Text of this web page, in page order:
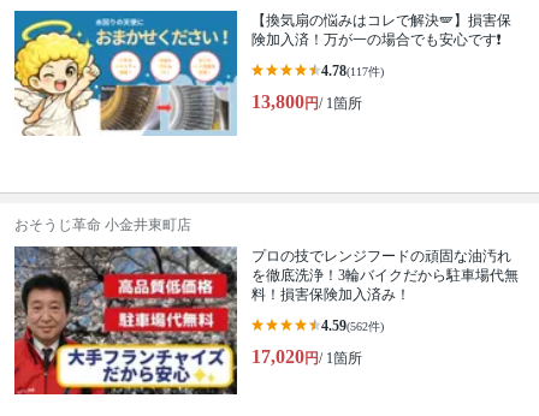
【換気扇の悩みはコレで解決🪽】損害保
険加入済！万が一の場合でも安心です❗️
4.78(117件)
13,800円/ 1箇所
おそうじ革命 小金井東町店
プロの技でレンジフードの頑固な油汚れ
を徹底洗浄！3輪バイクだから駐車場代無
料！損害保険加入済み！
4.59(562件)
17,020円/ 1箇所